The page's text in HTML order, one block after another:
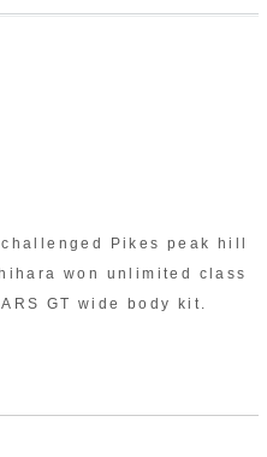
Pikes peak hill
won unlimited class
GT wide body kit.